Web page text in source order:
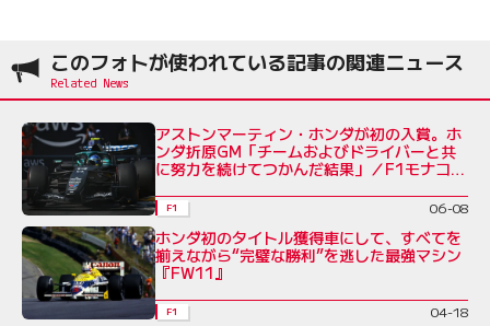
このフォトが使われている記事の関連ニュース
アストンマーティン・ホンダが初の入賞。ホ
ンダ折原GM「チームおよびドライバーと共
に努力を続けてつかんだ結果」／F1モナコ
F1 06-08
ホンダ初のタイトル獲得車にして、すべてを
揃えながら“完璧な勝利”を逃した最強マシン
『FW11』
F1 04-18